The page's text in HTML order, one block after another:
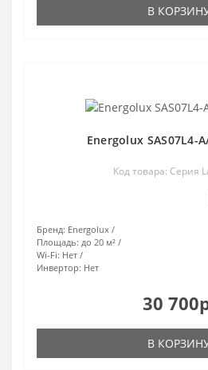
В
Energolux SAS07L4-
Код товара: Серия
Бренд: Energolux
Площадь: до 20 м²
Wi-Fi: Нет
Инвертор: Нет
30
В